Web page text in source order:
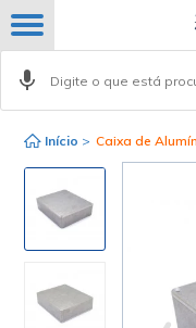
Início > Caixa de